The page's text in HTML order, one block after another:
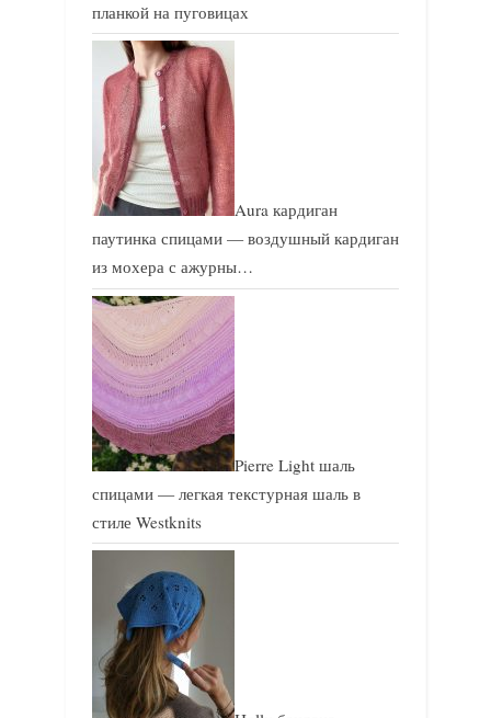
планкой на пуговицах
Aura кардиган
паутинка спицами — воздушный кардиган
из мохера с ажурны…
Pierre Light шаль
спицами — легкая текстурная шаль в
стиле Westknits